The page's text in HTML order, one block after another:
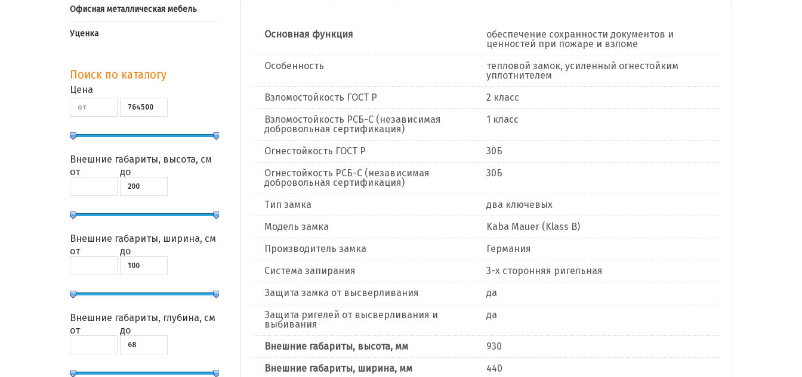
Офисная металлическая мебель
Уценка
Поиск по каталогу
Цена
Внешние габариты, высота, см
от
до
Внешние габариты, ширина, см
от
до
Внешние габариты, глубина, см
от
до
Основная функция
обеспечение сохранности документов и
ценностей при пожаре и взломе
Особенность
тепловой замок, усиленный огнестойким
уплотнителем
Взломостойкость ГОСТ Р
2 класс
Взломостойкость РСБ-С (независимая
добровольная сертификация)
1 класс
Огнестойкость ГОСТ Р
30Б
Огнестойкость РСБ-С (независимая
добровольная сертификация)
30Б
Тип замка
два ключевых
Модель замка
Kaba Mauer (Klass B)
Производитель замка
Германия
Система запирания
3-х сторонняя ригельная
Защита замка от высверливания
да
Защита ригелей от высверливания и
выбивания
да
Внешние габариты, высота, мм
930
Внешние габариты, ширина, мм
440